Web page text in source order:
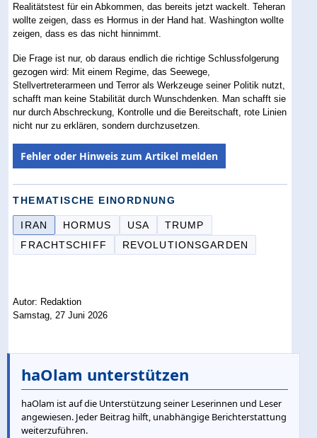
Realitätstest für ein Abkommen, das bereits jetzt wackelt. Teheran
wollte zeigen, dass es Hormus in der Hand hat. Washington wollte
zeigen, dass es das nicht hinnimmt.
Die Frage ist nur, ob daraus endlich die richtige Schlussfolgerung
gezogen wird: Mit einem Regime, das Seewege,
Stellvertreterarmeen und Terror als Werkzeuge seiner Politik nutzt,
schafft man keine Stabilität durch Wunschdenken. Man schafft sie
nur durch Abschreckung, Kontrolle und die Bereitschaft, rote Linien
nicht nur zu erklären, sondern durchzusetzen.
Fehler oder Hinweis zum Artikel melden
THEMATISCHE EINORDNUNG
IRAN HORMUS USA
TRUMP
FRACHTSCHIFF
REVOLUTIONSGARDEN
Autor: Redaktion
Samstag, 27 Juni 2026
haOlam unterstützen
haOlam ist auf die Unterstützung seiner Leserinnen und Leser
angewiesen. Jeder Beitrag hilft, unabhängige Berichterstattung
weiterzuführen.